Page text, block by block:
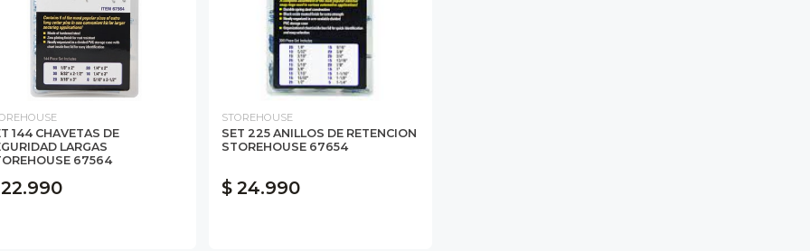
144 CHAVETAS DE
LARGAS
67564
STOREHOUSE
SET 225 ANILLOS DE RETENCION
STOREHOUSE 67654
$ 24.990